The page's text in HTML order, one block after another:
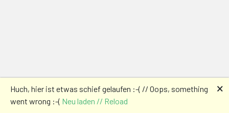
Huch, hier ist etwas schief gelaufen :-( // Oops, something
went wrong :-( Neu laden // Reload
🗙